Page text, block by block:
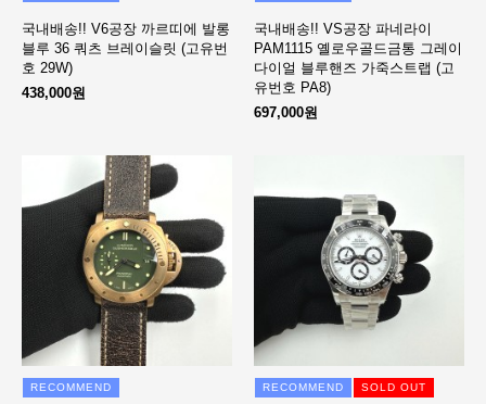
국내배송!! V6공장 까르띠에 발롱
블루 36 쿼츠 브레이슬릿 (고유번
호 29W)
438,000원
국내배송!! VS공장 파네라이
PAM1115 옐로우골드금통 그레이
다이얼 블루핸즈 가죽스트랩 (고
유번호 PA8)
697,000원
RECOMMEND RECOMMEND SOLD OUT